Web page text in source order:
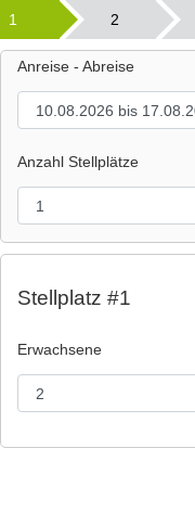
1 2
Anreise - Abreise
Anzahl Stellplätze
Stellplatz #1
Erwachsene